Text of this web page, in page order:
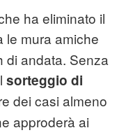
ha eliminato il
le mura amiche
di andata. Senza
sorteggio di
dei casi almeno
approderà ai